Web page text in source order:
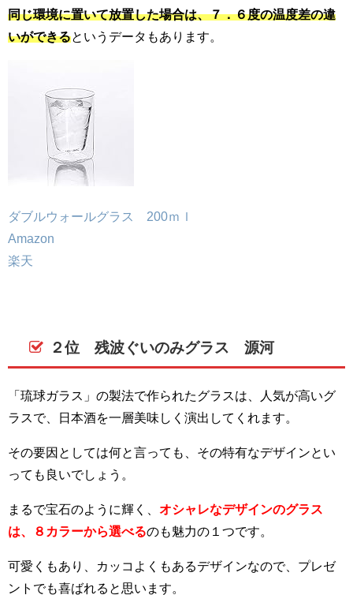
同じ環境に置いて放置した場合は、７．６度の温度差の違
いができるというデータもあります。
ダブルウォールグラス 200ｍｌ
Amazon
楽天
２位 残波ぐいのみグラス 源河
「琉球ガラス」の製法で作られたグラスは、人気が高いグ
ラスで、日本酒を一層美味しく演出してくれます。
その要因としては何と言っても、その特有なデザインとい
っても良いでしょう。
まるで宝石のように輝く
オシャレなデザインのグラス
は、８カラーから選べるのも魅力の１つです。
可愛くもあり、カッコよくもあるデザインなので、プレゼ
ントでも喜ばれると思います。